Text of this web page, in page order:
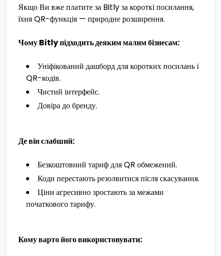
Якщо Ви вже платите за Bitly за короткі посилання,
їхня QR-функція — природне розширення.
Чому Bitly підходить деяким малим бізнесам:
Уніфікований дашборд для коротких посилань і
QR-кодів.
Чистий інтерфейс.
Довіра до бренду.
Де він слабший:
Безкоштовний тариф для QR обмежений.
Коди перестають резолвитися після скасування.
Ціни агресивно зростають за межами
початкового тарифу.
Кому варто його використовувати: